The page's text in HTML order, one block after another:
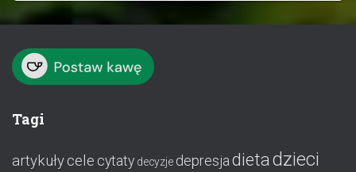
Tagi
artykułycele cytaty decyzje depresja dietadzieci